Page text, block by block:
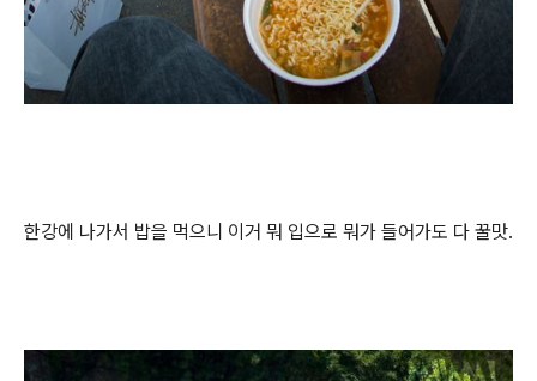
한강에 나가서 밥을 먹으니 이거 뭐 입으로 뭐가 들어가도 다 꿀맛.